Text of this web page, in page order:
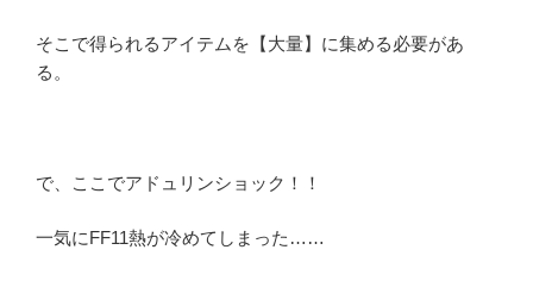
そこで得られるアイテムを【大量】に集める必要があ
る。
で、ここでアドュリンショック！！
一気にFF11熱が冷めてしまった……